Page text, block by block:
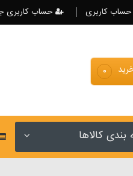
حساب کاربری حساب کاربری
۰
بندی کالاها